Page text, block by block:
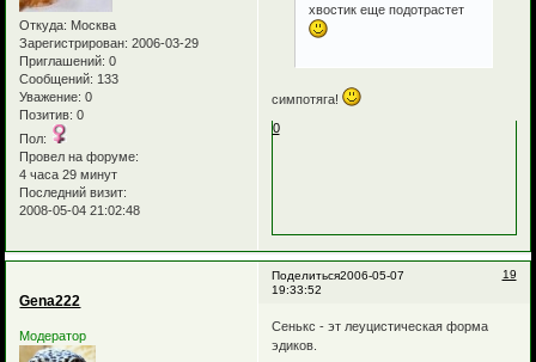
Откуда: Москва
Зарегистрирован: 2006-03-29
Приглашений: 0
Сообщений: 133
Уважение: 0
Позитив: 0
Пол:
Провел на форуме:
4 часа 29 минут
Последний визит:
2008-05-04 21:02:48
хвостик еще подотрастет
симпотяга!
0
Поделиться 19
2006-05-07
19:33:52
Gena222
Модератор
Сенькс - эт леуцистическая форма
эдиков.